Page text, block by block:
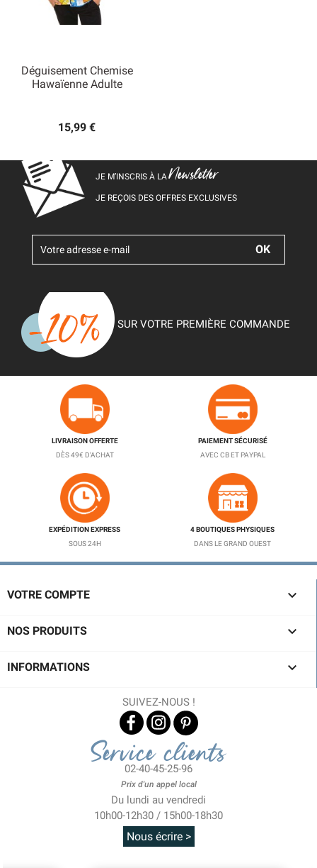
Déguisement Chemise
Hawaïenne Adulte
15,99 €
JE M’INSCRIS À LANewsletter
JE REÇOIS DES OFFRES EXCLUSIVES
SUR VOTRE PREMIÈRE COMMANDE
LIVRAISON OFFERTE
DÈS 49€ D'ACHAT
PAIEMENT SÉCURISÉ
AVEC CB ET PAYPAL
EXPÉDITION EXPRESS
SOUS 24H
4 BOUTIQUES PHYSIQUES
DANS LE GRAND OUEST
VOTRE COMPTE 
NOS PRODUITS 
INFORMATIONS 
SUIVEZ-NOUS !
Service clients
02-40-45-25-96
Prix d'un appel local
Du lundi au vendredi
10h00-12h30 / 15h00-18h30
Nous écrire >